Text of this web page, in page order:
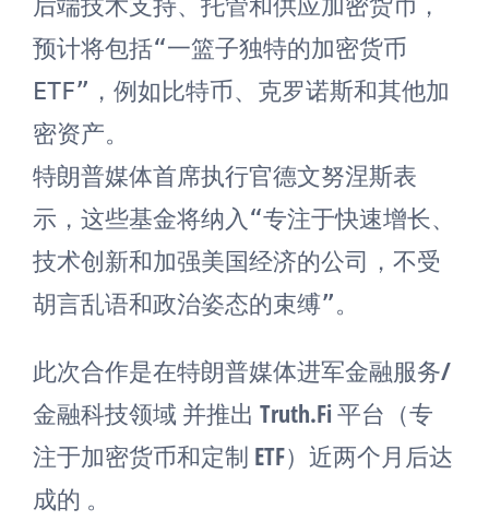
后端技术支持、托管和供应加密货币，
预计将包括“一篮子独特的加密货币
ETF”，例如比特币、克罗诺斯和其他加
密资产。
特朗普媒体首席执行官德文努涅斯表
示，这些基金将纳入“专注于快速增长、
技术创新和加强美国经济的公司，不受
胡言乱语和政治姿态的束缚”。
此次合作是在特朗普媒体进军金融服务/
金融科技领域 并推出 Truth.Fi 平台（专
注于加密货币和定制 ETF）近两个月后达
成的 。